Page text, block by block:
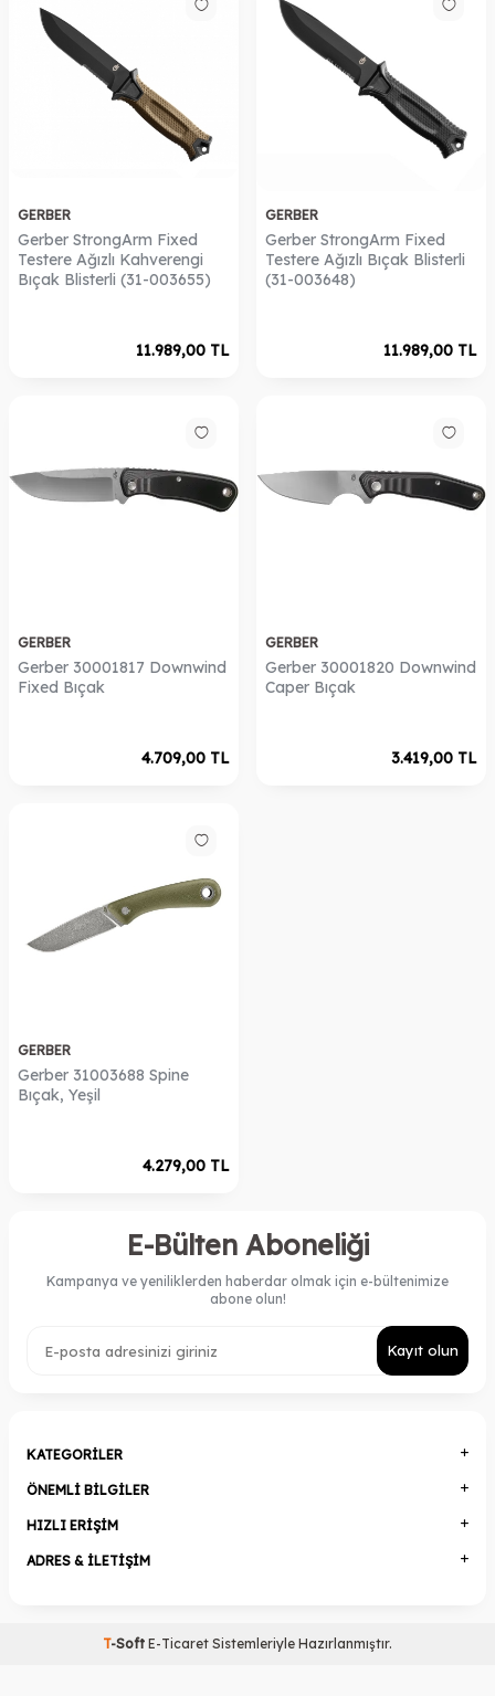
GERBER
Gerber StrongArm Fixed
Testere Ağızlı Kahverengi
Bıçak Blisterli (31-003655)
11.989,00 TL
GERBER
Gerber StrongArm Fixed
Testere Ağızlı Bıçak Blisterli
(31-003648)
11.989,00 TL
GERBER
Gerber 30001817 Downwind
Fixed Bıçak
4.709,00 TL
GERBER
Gerber 30001820 Downwind
Caper Bıçak
3.419,00 TL
GERBER
Gerber 31003688 Spine
Bıçak, Yeşil
4.279,00 TL
E-Bülten Aboneliği
Kampanya ve yeniliklerden haberdar olmak için e-bültenimize
abone olun!
Kayıt olun
KATEGORILER
ÖNEMLI BILGILER
HIZLI ERIŞIM
ADRES & İLETIŞIM
T-Soft E-Ticaret Sistemleriyle Hazırlanmıştır.